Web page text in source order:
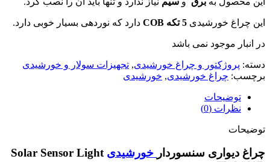
این چراغ خورشیدی 5 تکه COB دارد که نوردهی بسیار خوبی دارد.
در انبار موجود نمی باشد
دسته: پروژکتور و چراغ خورشیدی, تجهیزات سولار و خورشیدی
برچسب: چراغ خورشیدی, خورشیدی
توضیحات
نظرات (0)
توضیحات
چراغ دیواری سنسوردار خورشیدی Solar Sensor Light